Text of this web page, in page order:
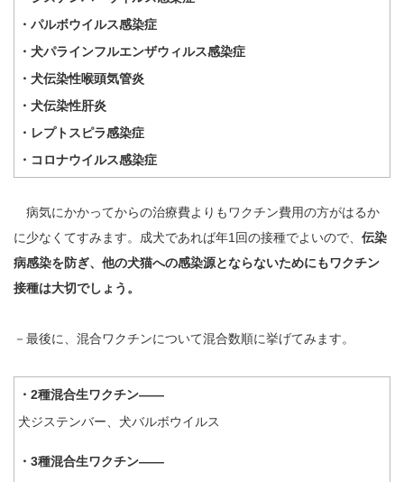
・パルボウイルス感染症
・犬パラインフルエンザウィルス感染症
・犬伝染性喉頭気管炎
・犬伝染性肝炎
・レプトスピラ感染症
・コロナウイルス感染症
病気にかかってからの治療費よりもワクチン費用の方がはるか
に少なくてすみます。成犬であれば年1回の接種でよいので、 伝染
病感染を防ぎ、他の犬猫への感染源とならないためにもワクチン
接種は大切でしょう。
－最後に、混合ワクチンについて混合数順に挙げてみます。
・2種混合生ワクチン――
犬ジステンバー、犬バルボウイルス
・3種混合生ワクチン――